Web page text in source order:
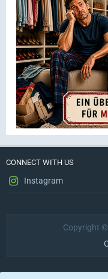
CONNECT WITH US
Instagram
Copyright ©
Datenschutzerklärung